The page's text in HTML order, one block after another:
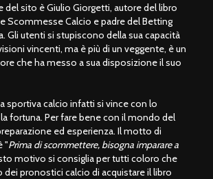
del sito è Giulio Giorgetti, autore del libro
Scommesse Calcio e padre del Betting
Gli utenti si stupiscono della sua capacità
vincenti, ma è più di un veggente, è un
che ha messo a sua disposizione il suo
sportiva calcio infatti si vince con lo
fortuna. Per fare bene con il mondo del
ed esperienza. Il motto di
"Prima di scommettere, bisogna imparare a
motivo si consiglia per tutti coloro che
pronostici calcio di acquistare il libro